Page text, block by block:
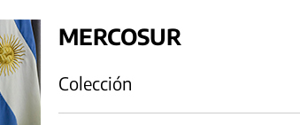
MERCOSUR
Colección